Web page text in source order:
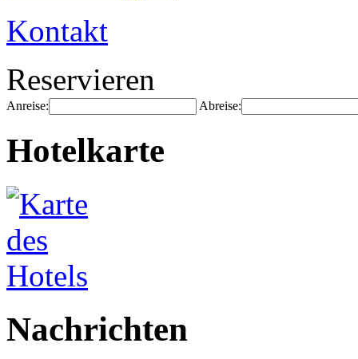
Kontakt
Reservieren
Anreise: Abreise:
Hotelkarte
Nachrichten